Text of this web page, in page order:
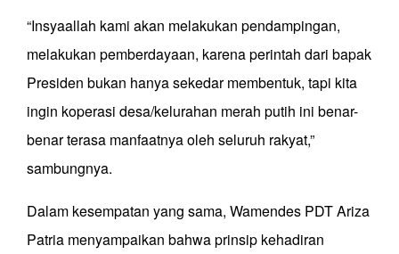
“Insyaallah kami akan melakukan pendampingan,
melakukan pemberdayaan, karena perintah dari bapak
Presiden bukan hanya sekedar membentuk, tapi kita
ingin koperasi desa/kelurahan merah putih ini benar-
benar terasa manfaatnya oleh seluruh rakyat,”
sambungnya.
Dalam kesempatan yang sama, Wamendes PDT Ariza
Patria menyampaikan bahwa prinsip kehadiran